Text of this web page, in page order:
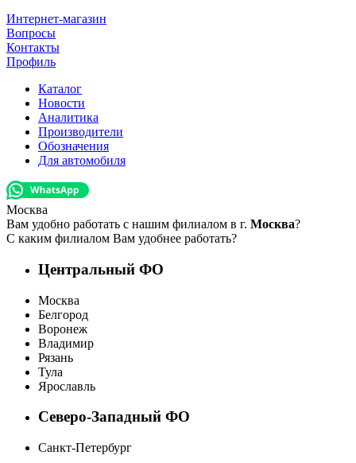
Интернет-магазин
Вопросы
Контакты
Профиль
Каталог
Новости
Аналитика
Производители
Обозначения
Для автомобиля
Москва
Вам удобно работать с нашим филиалом в г. Москва?
С каким филиалом Вам удобнее работать?
Центральный ФО
Москва
Белгород
Воронеж
Владимир
Рязань
Тула
Ярославль
Северо-Западный ФО
Санкт-Петербург